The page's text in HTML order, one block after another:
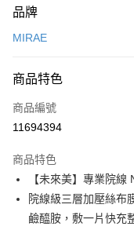
AFTEE先享後付
【關於「AFTEE先享後付」
便利好安心！
１．簡單：不需註冊會員、
２．便利：只要手機號碼
３．安心：先確認商品／服
１．於結帳方式選擇「
結帳頁面，進行簡訊認證
２．訂單成立數日內，您
３．收到繳費通知簡訊後
ATM／網路銀行／等多元
每筆NT$100，滿
萊爾富取貨付款
品牌
MIRAE
商品特色
商品編號
11694394
商品特色
【未來美】專業院線
院線級三層加壓絲布
鹼醯胺，敷一片快充